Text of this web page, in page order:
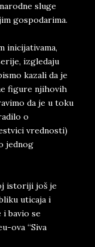
sluge
gospodarima.
inicijativama,
izgledaju
kazali da je
figure njihovih
da je u toku
o
vrednosti)
jednog
istoriji još je
uticaja i
i bavio se
ova “Siva